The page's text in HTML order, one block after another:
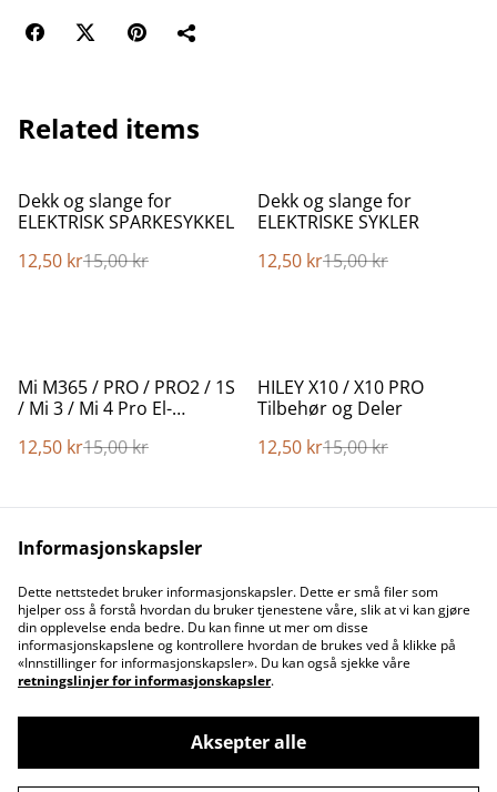
Related items
%
Dekk og slange for
ELEKTRISK SPARKESYKKEL
12,50 kr15,00 kr
%
Dekk og slange for
ELEKTRISKE SYKLER
12,50 kr15,00 kr
%
Mi M365 / PRO / PRO2 / 1S
/ Mi 3 / Mi 4 Pro El-
Deler
12,50 kr15,00 kr
%
HILEY X10 / X10 PRO
Tilbehør og Deler
12,50 kr15,00 kr
Contact Us
Legal Terms
Privacy Policy
Cookie Policy
©2026Opptil 25% avslag - Elvy Turbo-Max G30
Informasjonskapsler
Dette nettstedet bruker informasjonskapsler. Dette er små filer som
hjelper oss å forstå hvordan du bruker tjenestene våre, slik at vi kan gjøre
din opplevelse enda bedre. Du kan finne ut mer om disse
informasjonskapslene og kontrollere hvordan de brukes ved å klikke på
«Innstillinger for informasjonskapsler». Du kan også sjekke våre
retningslinjer for informasjonskapsler.
Aksepter alle